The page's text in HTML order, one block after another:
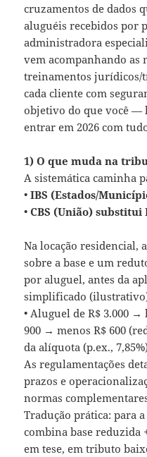
cruzamentos de dados
aluguéis recebidos por
administradora
vem acompanhando as
treinamentos
cada cliente com
objetivo do que você —
entrar em 2026 com
1) O que muda na
A sistemática caminha
• IBS (Estados/
•CBS (União) substitui
Na locação residencial,
sobre a base e um
por aluguel, antes da
simplificado
• Aluguel de R$ 3.000 →
900 → menos R$ 600
da alíquota (p.ex.,
As regulamentações
prazos e
normas
Tradução prática: para
combina base reduzida
em tese, em tributo